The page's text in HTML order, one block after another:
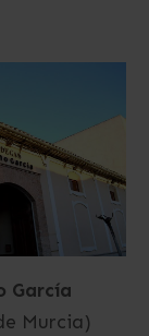
García
Murcia)